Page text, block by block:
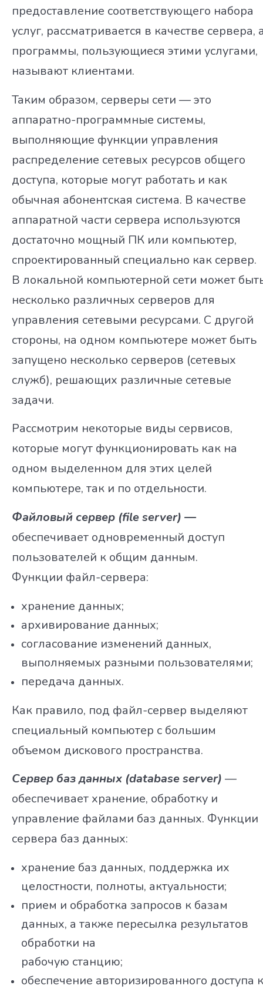
предоставление соответствующего набора
услуг, рассматривается в качестве сервера,
программы, пользующиеся этими услугами,
называют клиентами.
Таким образом, серверы сети — это
аппаратно-программные системы,
выполняющие функции управления
распределение сетевых ресурсов общего
доступа, которые могут работать и как
обычная абонентская система. В качестве
аппаратной части сервера используются
достаточно мощный ПК или компьютер,
спроектированный специально как сервер.
В локальной компьютерной сети может
несколько различных серверов для
управления сетевыми ресурсами. С другой
стороны, на одном компьютере может быть
запущено несколько серверов (сетевых
служб), решающих различные сетевые
задачи.
Рассмотрим некоторые виды сервисов,
которые могут функционировать как на
одном выделенном для этих целей
компьютере, так и по отдельности.
Файловый сервер (file server) —
обеспечивает одновременный доступ
пользователей к общим данным.
Функции файл-сервера:
хранение данных;
архивирование данных;
согласование изменений данных,
выполняемых разными пользователями;
передача данных.
Как правило, под файл-сервер выделяют
специальный компьютер с большим
объемом дискового пространства.
Сервер баз данных (database server) —
обеспечивает хранение, обработку и
управление файлами баз данных. Функции
сервера баз данных:
хранение баз данных, поддержка их
целостности, полноты, актуальности;
прием и обработка запросов к базам
данных, а также пересылка результатов
обработки на
рабочую станцию;
обеспечение авторизированного доступа к